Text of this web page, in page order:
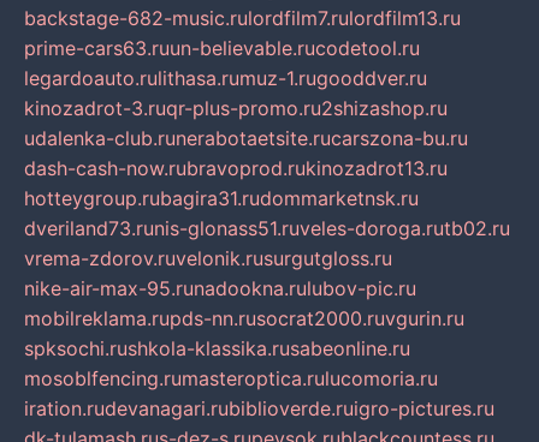
backstage-682-music.rulordfilm7.rulordfilm13.ru
prime-cars63.ruun-believable.rucodetool.ru
legardoauto.rulithasa.rumuz-1.rugooddver.ru
kinozadrot-3.ruqr-plus-promo.ru2shizashop.ru
udalenka-club.runerabotaetsite.rucarszona-bu.ru
dash-cash-now.rubravoprod.rukinozadrot13.ru
hotteygroup.rubagira31.rudommarketnsk.ru
dveriland73.runis-glonass51.ruveles-doroga.rutb02.ru
vrema-zdorov.ruvelonik.rusurgutgloss.ru
nike-air-max-95.runadookna.rulubov-pic.ru
mobilreklama.rupds-nn.rusocrat2000.ruvgurin.ru
spksochi.rushkola-klassika.rusabeonline.ru
mosoblfencing.rumasteroptica.rulucomoria.ru
iration.rudevanagari.rubiblioverde.ruigro-pictures.ru